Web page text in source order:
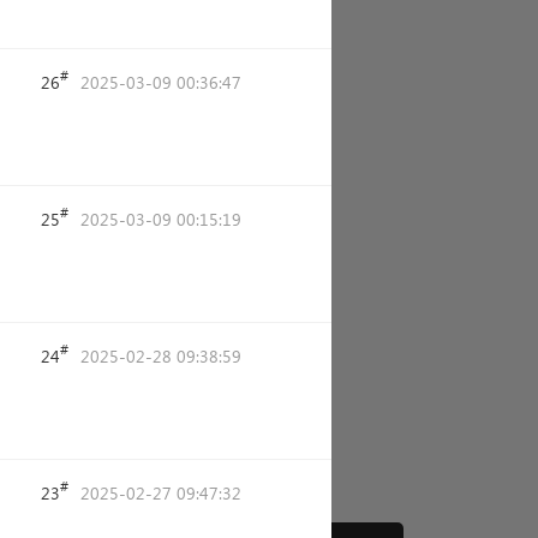
26# 2025-03-09 00:36:47
25# 2025-03-09 00:15:19
24# 2025-02-28 09:38:59
23# 2025-02-27 09:47:32